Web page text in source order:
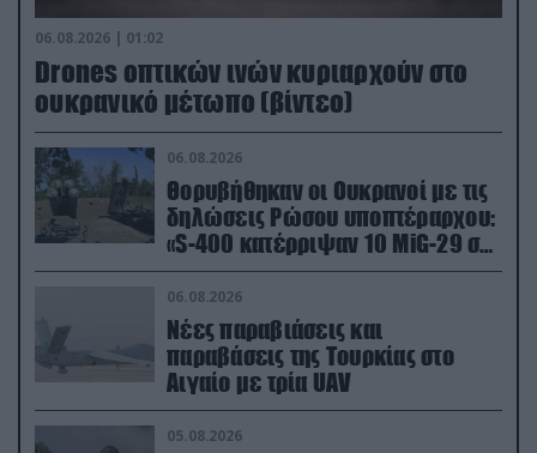
06.08.2026 | 01:02
Drones οπτικών ινών κυριαρχούν στο
ουκρανικό μέτωπο (βίντεο)
06.08.2026
Θορυβήθηκαν οι Ουκρανοί με τις
δηλώσεις Ρώσου υποπτέραρχου:
«S-400 κατέρριψαν 10 MiG-29 σε
μόλις μια μέρα!»
06.08.2026
Νέες παραβιάσεις και
παραβάσεις της Τουρκίας στο
Αιγαίο με τρία UAV
05.08.2026